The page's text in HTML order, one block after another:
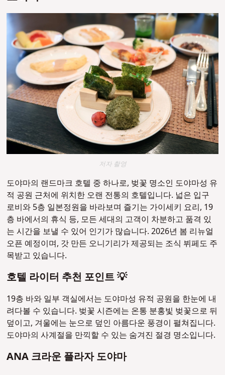
저자 촬영
도야마의 랜드마크 호텔 중 하나로, 벚꽃 명소인 도야마성 유
적 공원 근처에 위치한 오랜 전통의 호텔입니다. 넓은 입구
로비와 5층 일본정원을 바라보며 즐기는 가이세키 요리, 19
층 바에서의 휴식 등, 모든 세대의 고객이 차분하고 품격 있
는 시간을 보낼 수 있어 인기가 많습니다. 2026년 봄 리뉴얼
오픈 예정이며, 갓 만든 오니기리가 제공되는 조식 뷔페도 주
목받고 있습니다.
호텔 라이터 추천 포인트 💡
19층 바와 일부 객실에서는 도야마성 유적 공원을 한눈에 내
려다볼 수 있습니다. 벚꽃 시즌에는 온통 분홍빛 벚꽃으로 뒤
덮이고, 겨울에는 눈으로 덮인 아름다운 풍경이 펼쳐집니다.
도야마의 사계절을 만끽할 수 있는 숨겨진 절경 명소입니다.
ANA 크라운 플라자 도야마